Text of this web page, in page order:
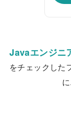
Javaエンジニ
をチェックした